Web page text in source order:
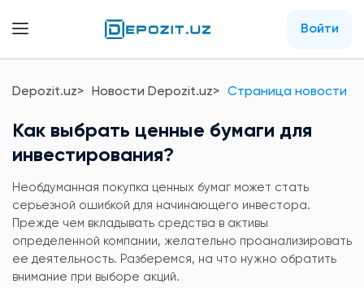
Войти
Depozit.uz Новости Depozit.uz Страница новости
Как выбрать ценные бумаги для
инвестирования?
Необдуманная покупка ценных бумаг может стать
серьезной ошибкой для начинающего инвестора.
Прежде чем вкладывать средства в активы
определенной компании, желательно проанализировать
ее деятельность. Разберемся, на что нужно обратить
внимание при выборе акций.